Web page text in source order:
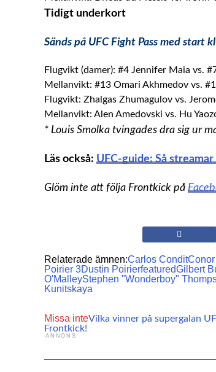
Tidigt underkort
Sänds på UFC Fight Pass med start
Flugvikt (damer): #4 Jennifer Maia vs.
Mellanvikt: #13 Omari Akhmedov vs.
Flugvikt: Zhalgas Zhumagulov vs.
Mellanvikt: Alen Amedovski vs. Hu
* Louis Smolka tvingades dra sig ur
Läs också: UFC-guide: Så
Glöm inte att följa Frontkick på
Relaterade ämnen:Carlos Condit
Poirier 3Dustin PoirierfeaturedGilbert
O'MalleyStephen "Wonderboy"
Kunitskaya
Missa inteVilka vinner på supergalan
Frontkick!
ANNONS